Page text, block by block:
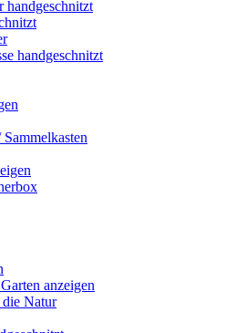
handgeschnitzt
handgeschnitzt
anzeigen
Natur